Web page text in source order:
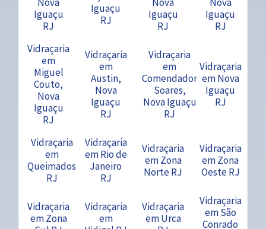
Iguaçu
RJ
Iguaçu
RJ
Iguaçu
RJ
Iguaçu
RJ
Vidraçaria
em
Miguel
Couto,
Nova
Iguaçu
RJ
Vidraçaria
em
Austin,
Nova
Iguaçu
RJ
Vidraçaria
em
Comendador
Soares,
Nova Iguaçu
RJ
Vidraçaria
em Nova
Iguaçu
RJ
Vidraçaria
em
Queimados
RJ
Vidraçaria
em Rio de
Janeiro
RJ
Vidraçaria
em Zona
Norte RJ
Vidraçaria
em Zona
Oeste RJ
Vidraçaria
em Zona
Vidraçaria
em
Vidraçaria
em Urca
Vidraçaria
em São
Conrado